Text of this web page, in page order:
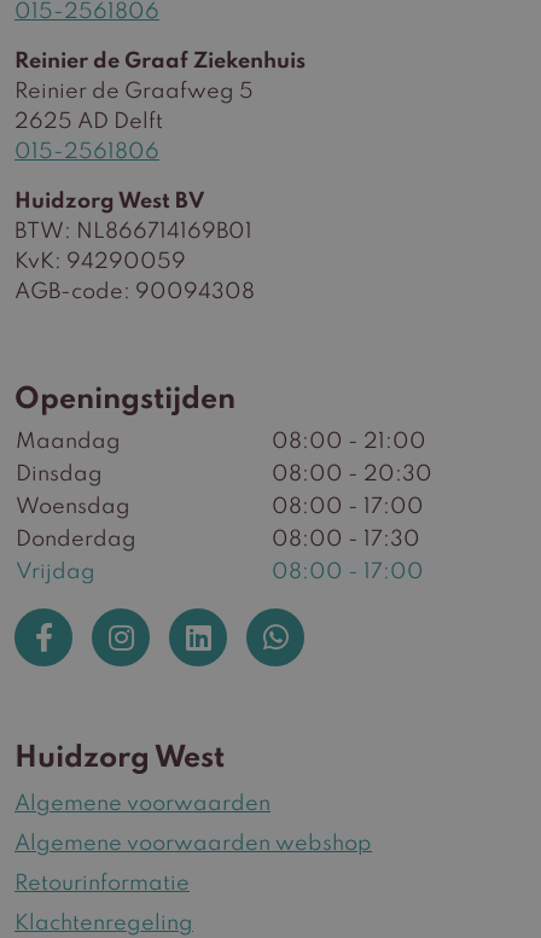
015-2561806
Reinier de Graaf Ziekenhuis
Reinier de Graafweg 5
2625 AD Delft
015-2561806
Huidzorg West BV
BTW: NL866714169B01
KvK: 94290059
AGB-code: 90094308
Openingstijden
Maandag
08:00 - 21:00
Dinsdag
08:00 - 20:30
Woensdag
08:00 - 17:00
Donderdag
08:00 - 17:30
Vrijdag
08:00 - 17:00
Huidzorg West
Algemene voorwaarden
Algemene voorwaarden webshop
Retourinformatie
Klachtenregeling